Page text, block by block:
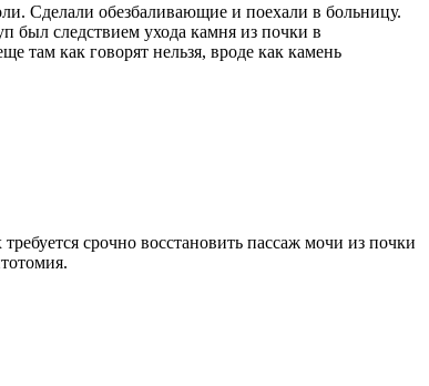
Сделали обезбаливающие и поехали в больницу.
был следствием ухода камня из почки в
там как говорят нельзя, вроде как камень
срочно восстановить пассаж мочи из почки